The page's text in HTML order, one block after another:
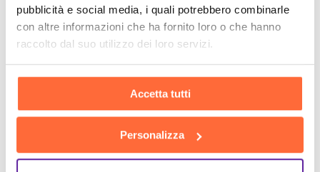
pubblicità e social media, i quali potrebbero combinarle
con altre informazioni che ha fornito loro o che hanno
raccolto dal suo utilizzo dei loro servizi.
Accetta tutti
Personalizza